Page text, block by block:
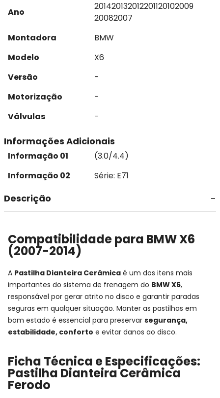
Ano
201420132012201120102009
20082007
Montadora
BMW
Modelo
X6
Versão
-
Motorização
-
Válvulas
-
Informações Adicionais
Informação 01
(3.0/4.4)
Informação 02
Série: E71
Descrição
Compatibilidade para BMW X6
(2007-2014)
A Pastilha Dianteira Cerâmica é um dos itens mais
importantes do sistema de frenagem do BMW X6,
responsável por gerar atrito no disco e garantir paradas
seguras em qualquer situação. Manter as pastilhas em
bom estado é essencial para preservar segurança,
estabilidade, conforto e evitar danos ao disco.
Ficha Técnica e Especificações:
Pastilha Dianteira Cerâmica
Ferodo